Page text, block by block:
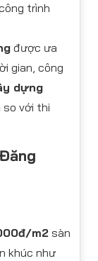
trình
được ưa
gian, công
dựng
so với thi
m2 sàn
khúc như